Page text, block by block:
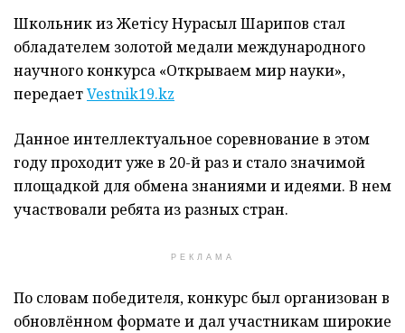
Школьник из Жетісу Нурасыл Шарипов стал
обладателем золотой медали международного
научного конкурса «Открываем мир науки»,
передаетVestnik19.kz
Данное интеллектуальное соревнование в этом
году проходит уже в 20-й раз и стало значимой
площадкой для обмена знаниями и идеями. В нем
участвовали ребята из разных стран.
РЕКЛАМА
По словам победителя, конкурс был организован в
обновлённом формате и дал участникам широкие